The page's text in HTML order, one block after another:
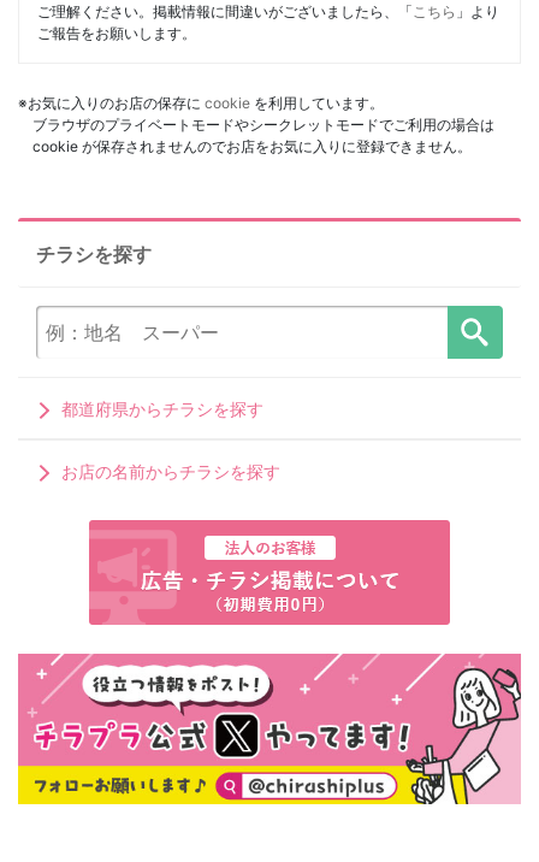
ご理解ください。掲載情報に間違いがございましたら、「 こちら 」より
ご報告をお願いします。
※お気に入りのお店の保存に cookie を利用しています。
ブラウザのプライベートモードやシークレットモードでご利用の場合は
cookie が保存されませんのでお店をお気に入りに登録できません。
チラシを探す
都道府県からチラシを探す
お店の名前からチラシを探す